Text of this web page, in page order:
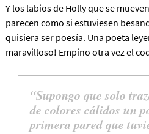
Y los labios de Holly que se
parecen como si estuviesen
quisiera ser poesía. Una poeta
maravilloso! Empino otra vez el
Supongo que solo
de colores cálidos un
primera pared que